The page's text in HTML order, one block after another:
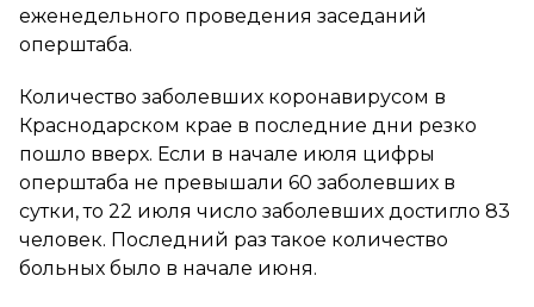
еженедельного проведения заседаний
оперштаба.
Количество заболевших коронавирусом в
Краснодарском крае в последние дни резко
пошло вверх. Если в начале июля цифры
оперштаба не превышали 60 заболевших в
сутки, то 22 июля число заболевших достигло 83
человек. Последний раз такое количество
больных было в начале июня.